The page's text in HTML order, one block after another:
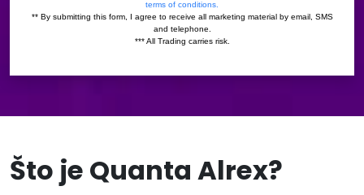
Što je Quanta Alrex?